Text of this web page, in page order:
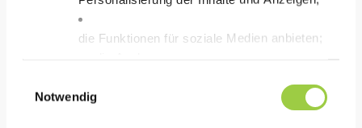
die Funktionen für soziale Medien anbieten;
Cookies.
Notwendig
LEISTUNG
Schnelle & effiziente Reinigungsleistung
und Kunststoffen